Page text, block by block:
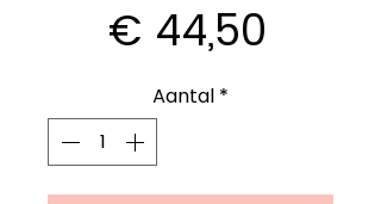
€ 44,50
Aantal *